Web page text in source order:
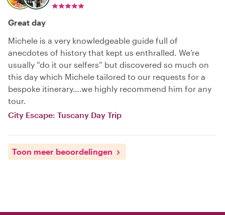
Great day
Michele is a very knowledgeable guide full of
anecdotes of history that kept us enthralled. We’re
usually “do it our selfers” but discovered so much on
this day which Michele tailored to our requests for a
bespoke itinerary….we highly recommend him for any
tour.
City Escape: Tuscany Day Trip
Toon meer beoordelingen